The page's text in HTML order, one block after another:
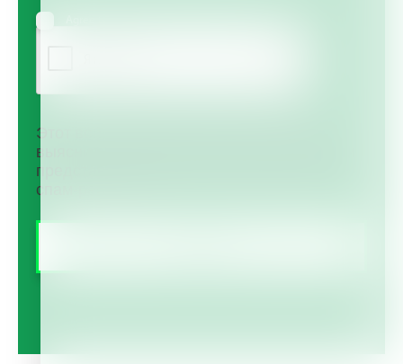
Этот вопрос задается для того, чтобы
выяснить, являетесь ли Вы человеком или
представляете из себя автоматическую
спам-рассылку.